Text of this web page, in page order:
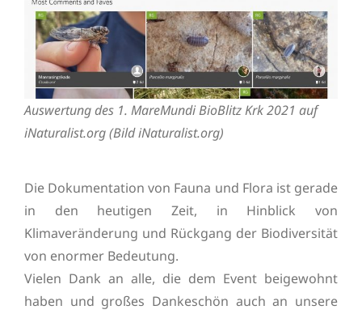
Auswertung des 1. MareMundi BioBlitz Krk 2021 auf
iNaturalist.org (Bild iNaturalist.org)
Die Dokumentation von Fauna und Flora ist gerade
in den heutigen Zeit, in Hinblick von
Klimaveränderung und Rückgang der Biodiversität
von enormer Bedeutung.
Vielen Dank an alle, die dem Event beigewohnt
haben und großes Dankeschön auch an unsere